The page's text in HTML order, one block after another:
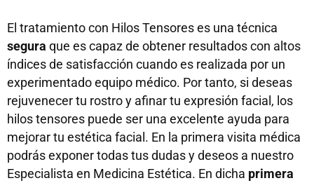
El tratamiento con Hilos Tensores es una técnica
segura que es capaz de obtener resultados con altos
índices de satisfacción cuando es realizada por un
experimentado equipo médico. Por tanto, si deseas
rejuvenecer tu rostro y afinar tu expresión facial, los
hilos tensores puede ser una excelente ayuda para
mejorar tu estética facial. En la primera visita médica
podrás exponer todas tus dudas y deseos a nuestro
Especialista en Medicina Estética. En dicha primera